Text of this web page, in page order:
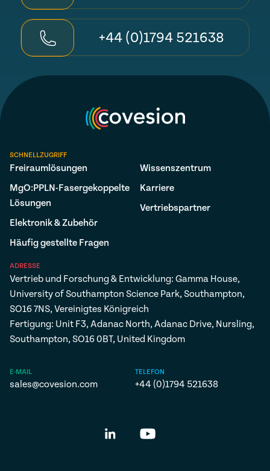
+44 (0)1794 521638
SCHNELLZUGRIFF
Freiraumlösungen
MgO:PPLN-Fasergekoppelte
Lösungen
Elektronik & Zubehör
Häufig gestellte Fragen
Wissenszentrum
Karriere
Vertriebspartner
ADRESSE
Vertrieb und Forschung & Entwicklung: Gamma House,
University of Southampton Science Park, Southampton,
SO16 7NS, Vereinigtes Königreich
Fertigung: Unit F3, Adanac North, Adanac Drive, Nursling,
Southampton, SO16 0BT, United Kingdom
E-MAIL
sales@covesion.com
TELEFON
+44 (0)1794 521638